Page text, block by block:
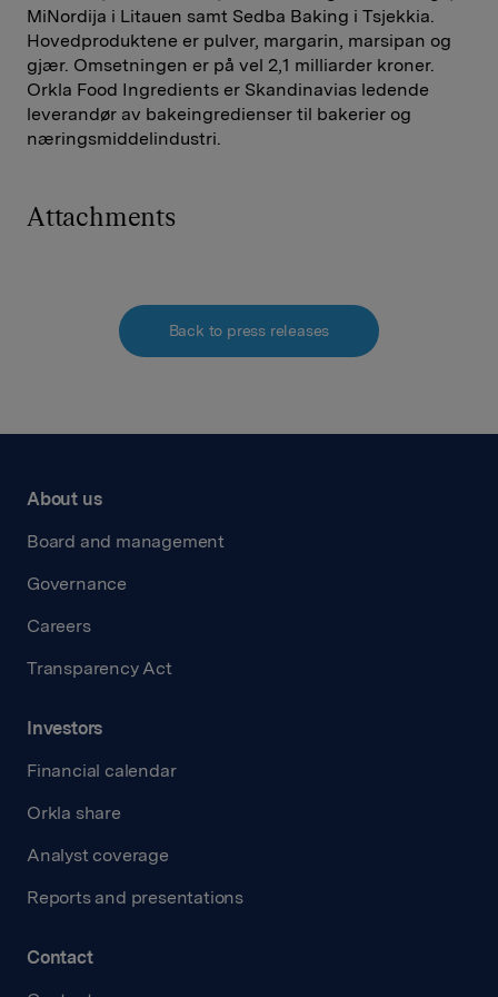
MiNordija i Litauen samt Sedba Baking i Tsjekkia.
Hovedproduktene er pulver, margarin, marsipan og
gjær. Omsetningen er på vel 2,1 milliarder kroner.
Orkla Food Ingredients er Skandinavias ledende
leverandør av bakeingredienser til bakerier og
næringsmiddel­industri.
Attachments
Back to press releases
About us
Board and management
Governance
Careers
Transparency Act
Investors
Financial calendar
Orkla share
Analyst coverage
Reports and presentations
Contact